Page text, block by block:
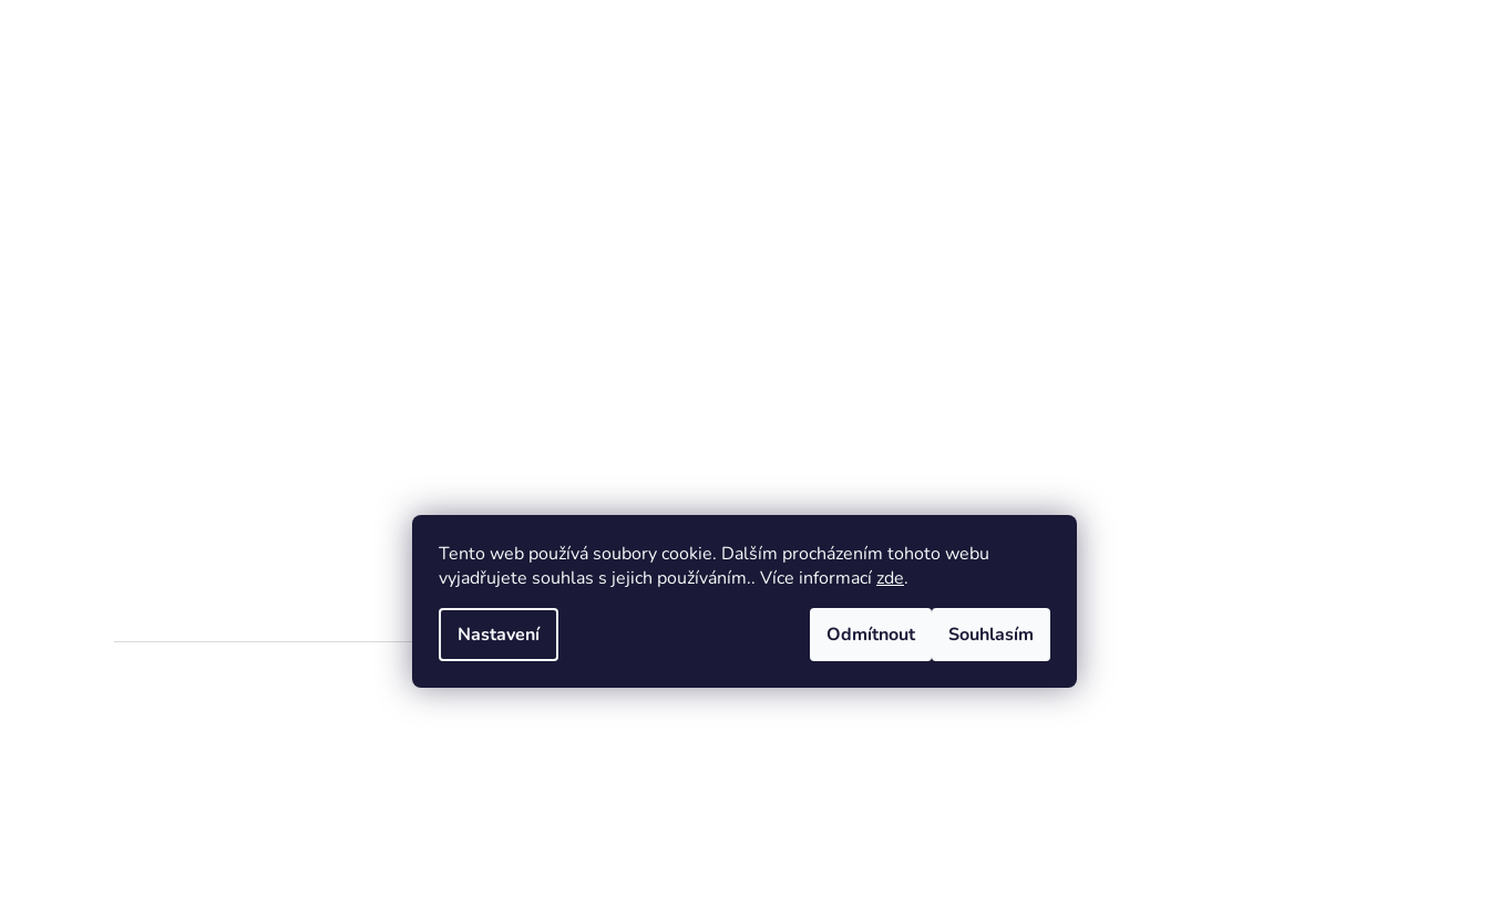
Tento web používá soubory cookie. Dalším procházením tohoto webu
vyjadřujete souhlas s jejich používáním.. Více informacízde.
Nastavení Odmítnout Souhlasím